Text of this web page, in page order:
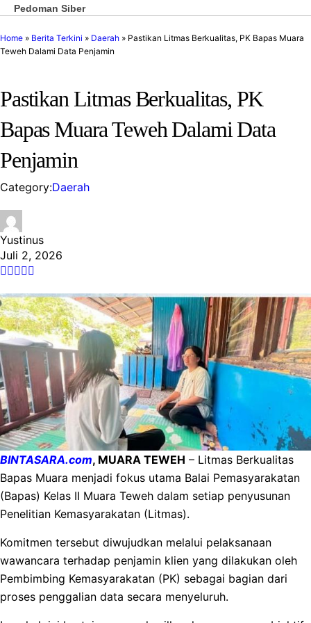
Pedoman Siber
Home » Berita Terkini » Daerah » Pastikan Litmas Berkualitas, PK Bapas Muara
Teweh Dalami Data Penjamin
Pastikan Litmas Berkualitas, PK
Bapas Muara Teweh Dalami Data
Penjamin
Category:Daerah
Yustinus
Juli 2, 2026
BINTASARA.com, MUARA TEWEH – Litmas Berkualitas
Bapas Muara menjadi fokus utama Balai Pemasyarakatan
(Bapas) Kelas II Muara Teweh dalam setiap penyusunan
Penelitian Kemasyarakatan (Litmas).
Komitmen tersebut diwujudkan melalui pelaksanaan
wawancara terhadap penjamin klien yang dilakukan oleh
Pembimbing Kemasyarakatan (PK) sebagai bagian dari
proses penggalian data secara menyeluruh.